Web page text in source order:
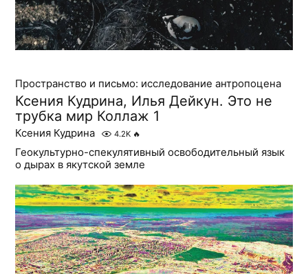
Пространство и письмо: исследование антропоцена
Ксения Кудрина, Илья Дейкун. Это не
трубка мир Коллаж 1
Ксения Кудрина 4.2K 🔥
Геокультурно-спекулятивный освободительный язык
о дырах в якутской земле